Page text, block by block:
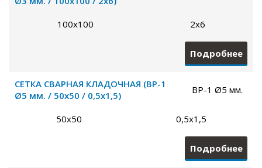
100х100 2х6
Подробнее
СЕТКА СВАРНАЯ КЛАДОЧНАЯ (ВР-1
Ø5 мм. / 50х50 / 0,5х1,5)
ВР-1 Ø5 мм.
50х50 0,5х1,5
Подробнее